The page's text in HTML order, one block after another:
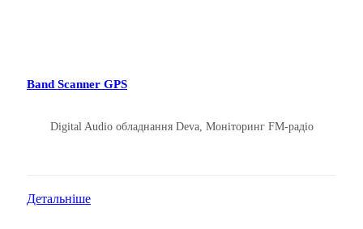
Band Scanner GPS
Digital Audio обладнання Deva, Моніторинг FM-радіо
Детальніше